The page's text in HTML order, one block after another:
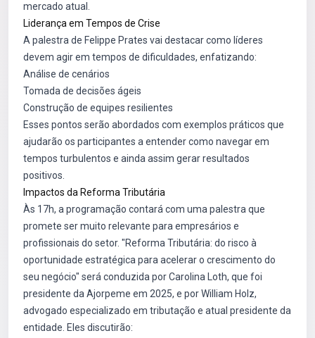
mercado atual.
Liderança em Tempos de Crise
A palestra de Felippe Prates vai destacar como líderes
devem agir em tempos de dificuldades, enfatizando:
Análise de cenários
Tomada de decisões ágeis
Construção de equipes resilientes
Esses pontos serão abordados com exemplos práticos que
ajudarão os participantes a entender como navegar em
tempos turbulentos e ainda assim gerar resultados
positivos.
Impactos da Reforma Tributária
Às 17h, a programação contará com uma palestra que
promete ser muito relevante para empresários e
profissionais do setor. "Reforma Tributária: do risco à
oportunidade estratégica para acelerar o crescimento do
seu negócio" será conduzida por Carolina Loth, que foi
presidente da Ajorpeme em 2025, e por William Holz,
advogado especializado em tributação e atual presidente da
entidade. Eles discutirão: